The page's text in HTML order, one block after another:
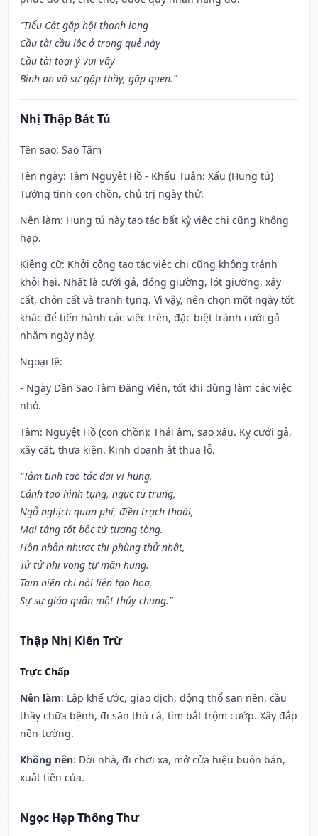
“Tiểu Cát gặp hội thanh long
Cầu tài cầu lộc ở trong quẻ này
Cầu tài toại ý vui vầy
Bình an vô sự gặp thầy, gặp quen.”
Nhị Thập Bát Tú
Tên sao: Sao Tâm
Tên ngày: Tâm Nguyệt Hồ - Khấu Tuân: Xấu (Hung tú)
Tướng tinh con chồn, chủ trị ngày thứ.
Nên làm: Hung tú này tạo tác bất kỳ việc chi cũng không
hạp.
Kiêng cữ: Khởi công tạo tác việc chi cũng không tránh
khỏi hại. Nhất là cưới gả, đóng giường, lót giường, xây
cất, chôn cất và tranh tụng. Vì vậy, nên chọn một ngày tốt
khác để tiến hành các việc trên, đặc biệt tránh cưới gả
nhằm ngày này.
Ngoại lệ:
- Ngày Dần Sao Tâm Đăng Viên, tốt khi dùng làm các việc
nhỏ.
Tâm: Nguyệt Hồ (con chồn): Thái âm, sao xấu. Kỵ cưới gả,
xây cất, thưa kiện. Kinh doanh ắt thua lỗ.
“Tâm tinh tạo tác đại vi hung,
Cánh tao hình tụng, ngục tù trung,
Ngỗ nghịch quan phi, điền trạch thoái,
Mai táng tốt bộc tử tương tòng.
Hôn nhân nhược thị phùng thử nhật,
Tử tử nhi vong tự mãn hung.
Tam niên chi nội liên tạo họa,
Sự sự giáo quân một thủy chung.”
Thập Nhị Kiến Trừ
Trực Chấp
Nên làm: Lập khế ước, giao dịch, động thổ san nền, cầu
thầy chữa bệnh, đi săn thú cá, tìm bắt trộm cướp. Xây đắp
nền-tường.
Không nên: Dời nhà, đi chơi xa, mở cửa hiệu buôn bán,
xuất tiền của.
Ngọc Hạp Thông Thư